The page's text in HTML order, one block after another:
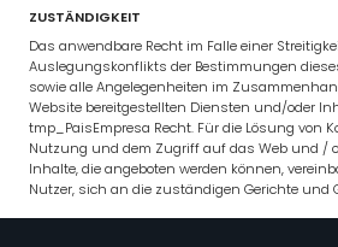
ZUSTÄNDIGKEIT
Das anwendbare Recht im Falle einer
Auslegungskonflikts der Bestimmungen
sowie alle Angelegenheiten im
Website bereitgestellten Diensten und/oder
tmp_PaisEmpresa Recht. Für die Lösung von
Nutzung und dem Zugriff auf das Web und /
Inhalte, die angeboten werden können,
Nutzer, sich an die zuständigen Gerichte und